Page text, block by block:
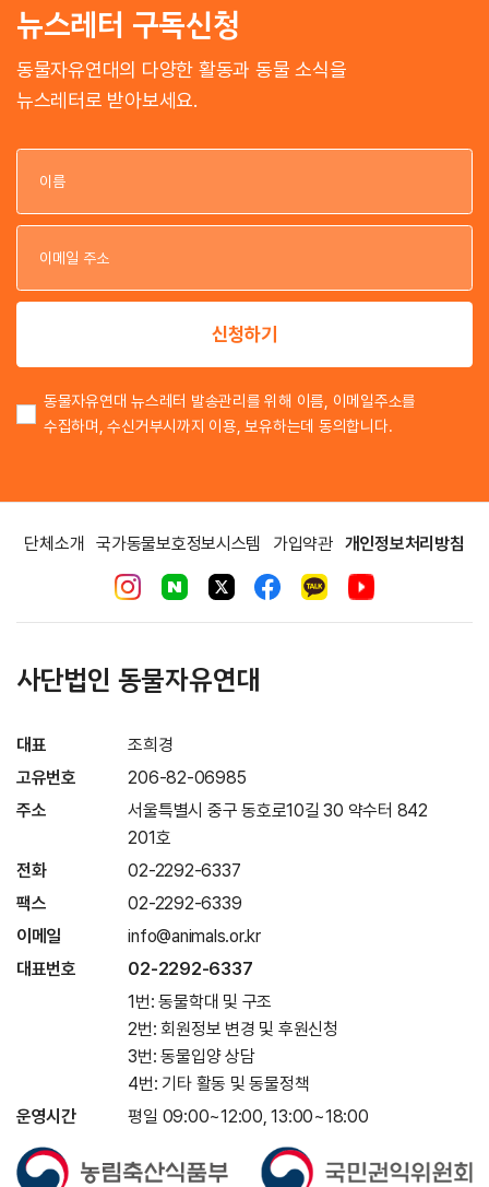
뉴스레터 구독신청
동물자유연대의 다양한 활동과 동물 소식을
뉴스레터로 받아보세요.
이
이
신청하기
동물자유연대 뉴스레터 발송관리를 위해 이름, 이메일주소를
수집하며, 수신거부시까지 이용, 보유하는데 동의합니다.
단체소개 국가동물보호정보시스템 가입약관 개인정보처리방침
사단법인 동물자유연대
대표
조희경
고유번호
206-82-06985
주소
서울특별시 중구 동호로10길 30 약수터 842
201호
전화
02-2292-6337
팩스
02-2292-6339
이메일
info@animals.or.kr
대표번호
02-2292-6337
1번: 동물학대 및 구조
2번: 회원정보 변경 및 후원신청
3번: 동물입양 상담
4번: 기타 활동 및 동물정책
운영시간
평일 09:00~12:00, 13:00~18:00